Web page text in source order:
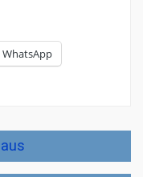
WhatsApp